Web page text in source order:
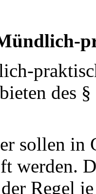
des
sollen in
werden.
Regel